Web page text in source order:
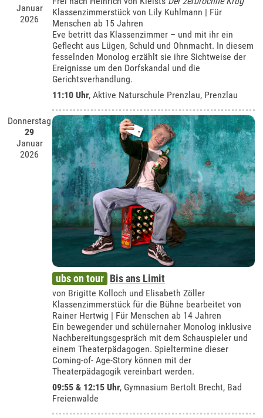
Januar
2026
Klassenzimmerstück von Lily Kuhlmann | Für
Menschen ab 15 Jahren
Eve betritt das Klassenzimmer – und mit ihr ein
Geflecht aus Lügen, Schuld und Ohnmacht. In diesem
fesselnden Monolog erzählt sie ihre Sichtweise der
Ereignisse um den Dorfskandal und die
Gerichtsverhandlung.
11:10 Uhr,Aktive Naturschule Prenzlau, Prenzlau
Donnerstag
29
Januar
2026
ubs on tour Bis ans Limit
von Brigitte Kolloch und Elisabeth Zöller
Klassenzimmerstück für die Bühne bearbeitet von
Rainer Hertwig | Für Menschen ab 14 Jahren
Ein bewegender und schülernaher Monolog inklusive
Nachbereitungsgespräch mit dem Schauspieler und
einem Theaterpädagogen. Spieltermine dieser
Coming-of- Age-Story können mit der
Theaterpädagogik vereinbart werden.
09:55 & 12:15 Uhr, Gymnasium Bertolt Brecht, Bad
Freienwalde